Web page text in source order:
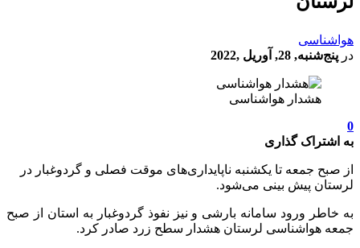
هواشناسی
در پنج‌شنبه, 28, آوریل ,2022
هشدار هواشناسی
0
به اشتراک گذاری
از صبح جمعه تا یکشنبه ناپایداری‌های موقت فصلی و گردوغبار در
لرستان پیش بینی می‌شود.
به خاطر ورود سامانه بارشی و نیز نفوذ گردوغبار به استان از صبح
جمعه هواشناسی لرستان هشدار سطح زرد صادر کرد.